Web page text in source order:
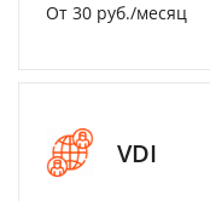
От 30 руб./месяц
VDI